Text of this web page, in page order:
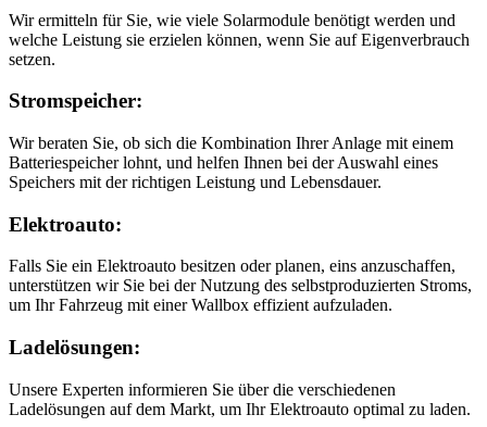
Wir ermitteln für Sie, wie viele Solarmodule benötigt werden und
welche Leistung sie erzielen können, wenn Sie auf Eigenverbrauch
setzen.
Stromspeicher:
Wir beraten Sie, ob sich die Kombination Ihrer Anlage mit einem
Batteriespeicher lohnt, und helfen Ihnen bei der Auswahl eines
Speichers mit der richtigen Leistung und Lebensdauer.
Elektroauto:
Falls Sie ein Elektroauto besitzen oder planen, eins anzuschaffen,
unterstützen wir Sie bei der Nutzung des selbstproduzierten Stroms,
um Ihr Fahrzeug mit einer Wallbox effizient aufzuladen.
Ladelösungen:
Unsere Experten informieren Sie über die verschiedenen
Ladelösungen auf dem Markt, um Ihr Elektroauto optimal zu laden.